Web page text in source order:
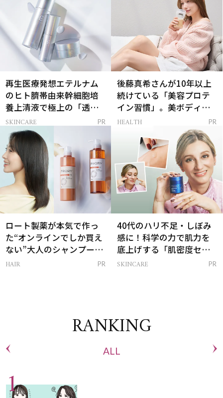
再生医療発想エテルナム
のヒト臍帯由来幹細胞培
養上清液で極上の「透明
感ハリ肌」へ
SKINCARE PR
後藤真希さんが10年以上
続けている「美容プロテ
イン習慣」。美ボディを
支える朝ルーティンと
HEALTH PR
ロート製薬が本気で作っ
た“オンラインでしか買え
ない”大人のシャンプー＆
トリートメントって？
HAIR PR
40代のハリ不足・しぼみ
感に！科学の力で肌力を
底上げする「肌密度セラ
ム」
SKINCARE PR
RANKING
ALL